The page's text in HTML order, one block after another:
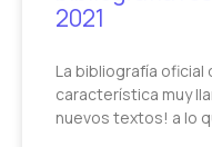
2021
La bibliografía oficial
característica muy
nuevos textos! a lo